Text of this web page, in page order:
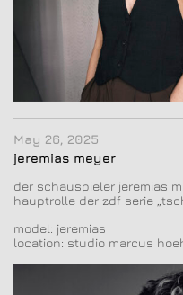
May 26, 2025
jeremias meyer
der schauspieler jeremias
hauptrolle der zdf serie
model: jeremias
location: studio marcus